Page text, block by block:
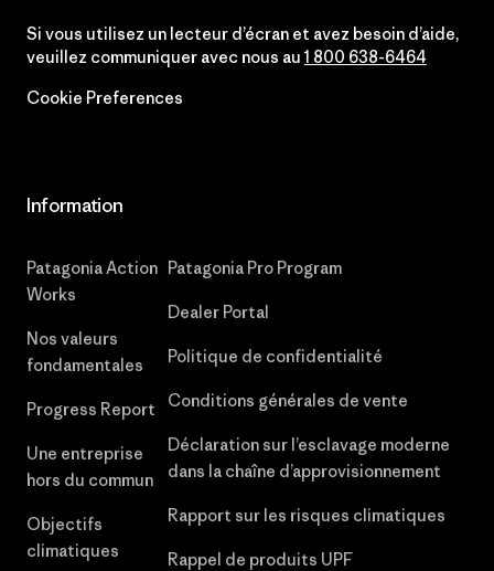
Si vous utilisez un lecteur d’écran et avez besoin d’aide,
veuillez communiquer avec nous au 1 800 638-6464
Cookie Preferences
Information
Patagonia Action
Works
Nos valeurs
fondamentales
Progress Report
Une entreprise
hors du commun
Objectifs
climatiques
Patagonia Pro Program
Dealer Portal
Politique de confidentialité
Conditions générales de vente
Déclaration sur l’esclavage moderne
dans la chaîne d’approvisionnement
Rapport sur les risques climatiques
Rappel de produits UPF